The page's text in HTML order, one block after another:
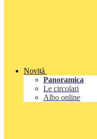
Novità
Panoramica
Le circolari
Albo online